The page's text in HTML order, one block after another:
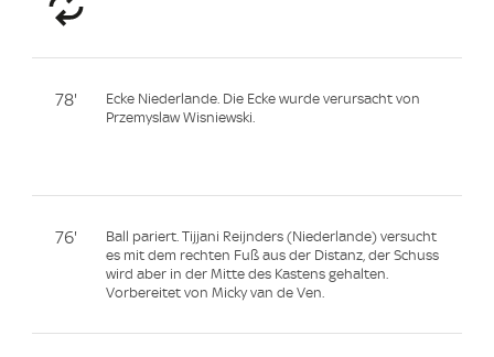
78'
Ecke Niederlande. Die Ecke wurde verursacht von
Przemyslaw Wisniewski.
76'
Ball pariert. Tijjani Reijnders (Niederlande) versucht
es mit dem rechten Fuß aus der Distanz, der Schuss
wird aber in der Mitte des Kastens gehalten.
Vorbereitet von Micky van de Ven.